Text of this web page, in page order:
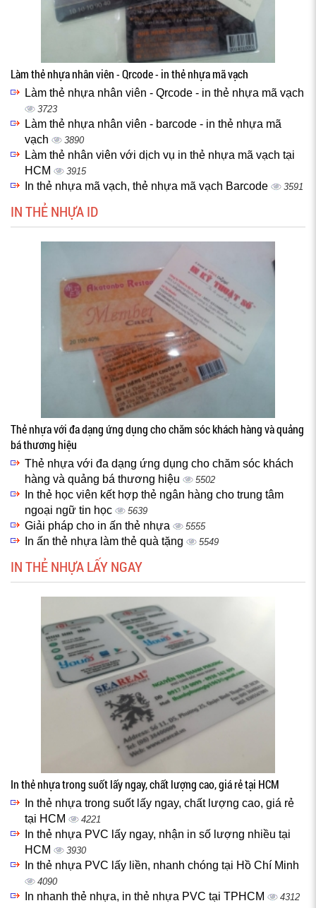
Làm thẻ nhựa nhân viên - Qrcode - in thẻ nhựa mã vạch
Làm thẻ nhựa nhân viên - Qrcode - in thẻ nhựa mã vạch
3723
Làm thẻ nhựa nhân viên - barcode - in thẻ nhựa mã
vạch
3890
Làm thẻ nhân viên với dịch vụ in thẻ nhựa mã vạch tại
HCM
3915
In thẻ nhựa mã vạch, thẻ nhựa mã vạch Barcode 3591
IN THẺ NHỰA ID
Thẻ nhựa với đa dạng ứng dụng cho chăm sóc khách hàng và quảng
bá thương hiệu
Thẻ nhựa với đa dạng ứng dụng cho chăm sóc khách
hàng và quảng bá thương hiệu
5502
In thẻ học viên kết hợp thẻ ngân hàng cho trung tâm
ngoại ngữ tin học
5639
Giải pháp cho in ấn thẻ nhựa 5555
In ấn thẻ nhựa làm thẻ quà tặng 5549
IN THẺ NHỰA LẤY NGAY
In thẻ nhựa trong suốt lấy ngay, chất lượng cao, giá rẻ tại HCM
In thẻ nhựa trong suốt lấy ngay, chất lượng cao, giá rẻ
tại HCM
4221
In thẻ nhựa PVC lấy ngay, nhận in số lượng nhiều tại
HCM
3930
In thẻ nhựa PVC lấy liền, nhanh chóng tại Hồ Chí Minh
4090
In nhanh thẻ nhựa, in thẻ nhựa PVC tại TPHCM 4312